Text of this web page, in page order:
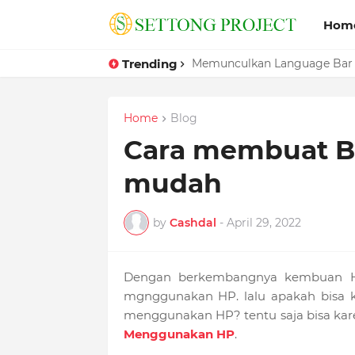
Trending Memunculkan Language
Home Blog
Cara membuat
mudah
by Cashdal - April 29, 2022
Dengan berkembangnya
mgnggunakan HP. lalu apakah
menggunakan HP? tentu saja bisa
Menggunakan HP.